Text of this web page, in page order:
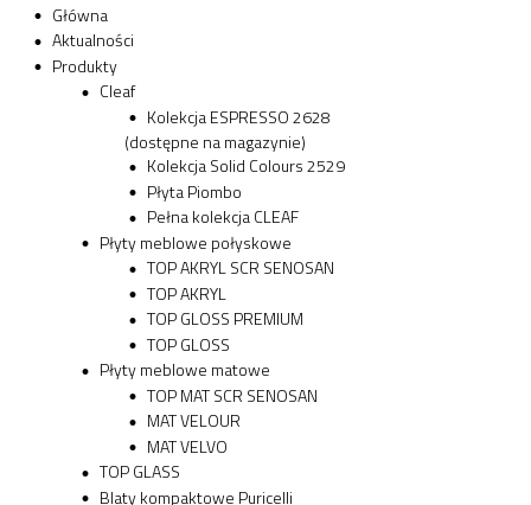
Główna
Aktualności
Produkty
Cleaf
Kolekcja ESPRESSO 2628
(dostępne na magazynie)
Kolekcja Solid Colours 2529
Płyta Piombo
Pełna kolekcja CLEAF
Płyty meblowe połyskowe
TOP AKRYL SCR SENOSAN
TOP AKRYL
TOP GLOSS PREMIUM
TOP GLOSS
Płyty meblowe matowe
TOP MAT SCR SENOSAN
MAT VELOUR
MAT VELVO
TOP GLASS
Blaty kompaktowe Puricelli